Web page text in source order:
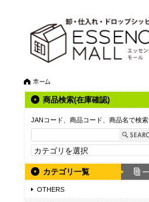
商品検索(在庫確認)
JANコード、商品コード、商品名で検索
カテゴリ一覧
OTHERS